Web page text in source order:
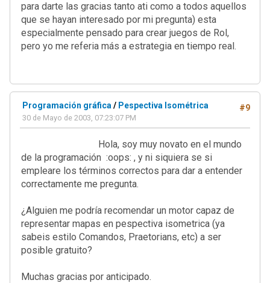
para darte las gracias tanto ati como a todos aquellos
que se hayan interesado por mi pregunta) esta
especialmente pensado para crear juegos de Rol,
pero yo me referia más a estrategia en tiempo real.
#9
Programación gráfica / Pespectiva Isométrica
30 de Mayo de 2003, 07:23:07 PM
Hola, soy muy novato en el mundo
de la programación :oops: , y ni siquiera se si
empleare los términos correctos para dar a entender
correctamente me pregunta.
¿Alguien me podría recomendar un motor capaz de
representar mapas en pespectiva isometrica (ya
sabeis estilo Comandos, Praetorians, etc) a ser
posible gratuito?
Muchas gracias por anticipado.